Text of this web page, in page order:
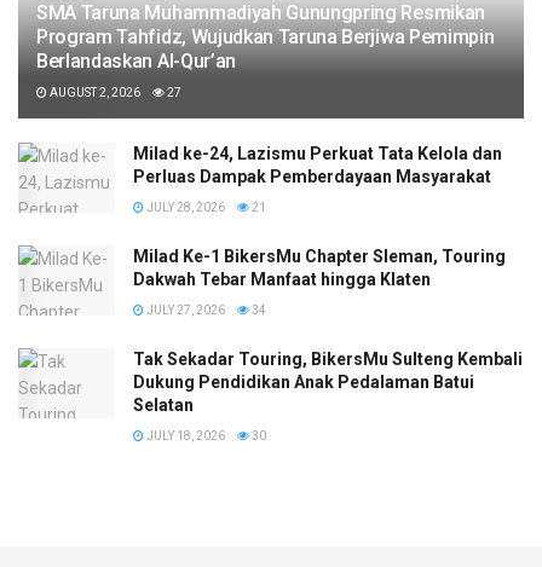
SMA Taruna Muhammadiyah Gunungpring Resmikan
Program Tahfidz, Wujudkan Taruna Berjiwa Pemimpin
Berlandaskan Al-Qur’an
AUGUST 2, 2026 27
Milad ke-24, Lazismu Perkuat Tata Kelola dan
Perluas Dampak Pemberdayaan Masyarakat
JULY 28, 2026 21
Milad Ke-1 BikersMu Chapter Sleman, Touring
Dakwah Tebar Manfaat hingga Klaten
JULY 27, 2026 34
Tak Sekadar Touring, BikersMu Sulteng Kembali
Dukung Pendidikan Anak Pedalaman Batui
Selatan
JULY 18, 2026 30